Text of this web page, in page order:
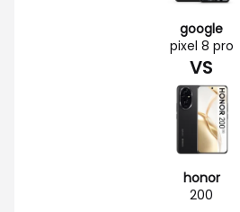
google
pixel 8 pro
VS
honor
200